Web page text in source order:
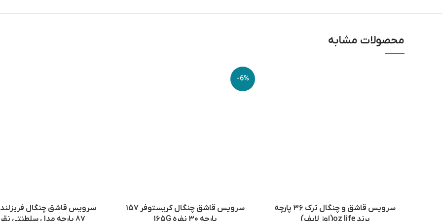
محصولات مشابه
سرویس قاشق و چنگال ترک ۳۶ پارچه
برند oz life(اوز لایف)
-6%
سرویس قاشق چنگال کریستوفر ۱۵۷
پارچه ۳۰ نفره ۱۶۵G
۸۷ پارچه مدل‌ سلطنتی نقره ای